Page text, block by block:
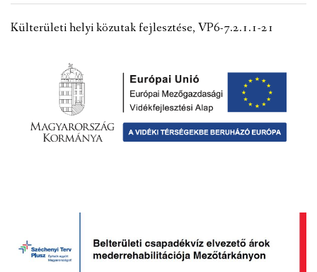
Külterületi helyi közutak fejlesztése, VP6-7.2.1.1-21